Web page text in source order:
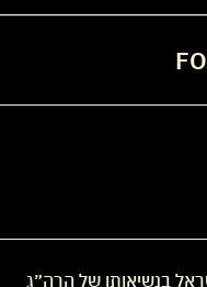
בנשיאותו של הרה״ג